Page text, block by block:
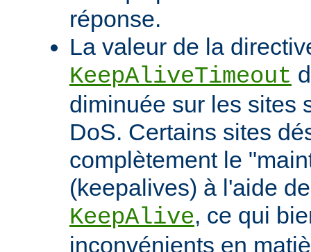
réponse.
La valeur de la
KeepAliveTimeout
diminuée sur les sites
DoS. Certains sites
complètement le
(keepalives) à l'aide
KeepAlive, ce qui
inconvénients en